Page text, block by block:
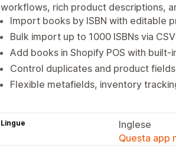
workflows, rich product descriptions,
Import books by ISBN with editable
Bulk import up to 1000 ISBNs via
Add books in Shopify POS with
Control duplicates and product
Flexible metafields, inventory
Lingue
Inglese
Questa app